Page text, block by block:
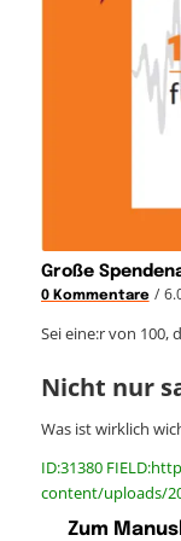
Große
0 Kommentare /
Sei eine:r von 100,
Nicht nur
Was ist wirklich
ID:31380
content/uploads/
Zum